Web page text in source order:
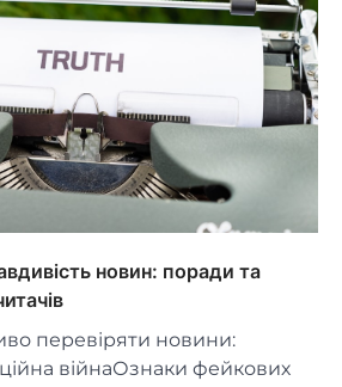
новин: поради та
перевіряти новини:
війнаОзнаки фейкових